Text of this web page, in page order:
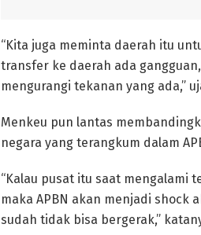
“Kita juga meminta daerah itu
transfer ke daerah ada
mengurangi tekanan yang ada,”
Menkeu pun lantas
negara yang terangkum dalam
“Kalau pusat itu saat mengalami
maka APBN akan menjadi shock
sudah tidak bisa bergerak,”